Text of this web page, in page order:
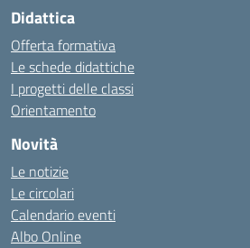
Didattica
Offerta formativa
Le schede didattiche
I progetti delle classi
Orientamento
Novità
Le notizie
Le circolari
Calendario eventi
Albo Online